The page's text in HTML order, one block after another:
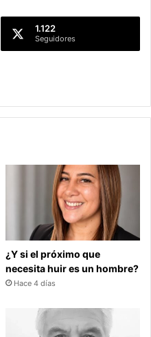
1.122
Seguidores
¿Y si el próximo que
necesita huir es un hombre?
Hace 4 días